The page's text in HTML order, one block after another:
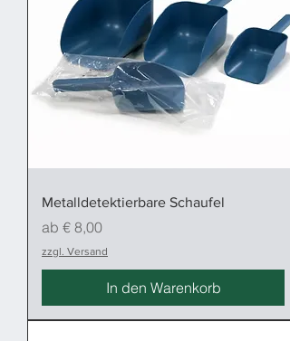
Metalldetektierbare Schaufel
ab € 8,00
Sale-Preis
zzgl. Versand
In den Warenkorb